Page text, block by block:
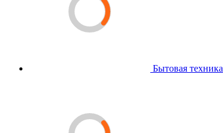
Бытовая техника